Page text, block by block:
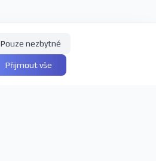
Pouze nezbytné
Přijmout vše